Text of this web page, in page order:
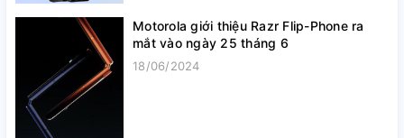
Motorola giới thiệu Razr Flip-Phone ra
mắt vào ngày 25 tháng 6
18/06/2024